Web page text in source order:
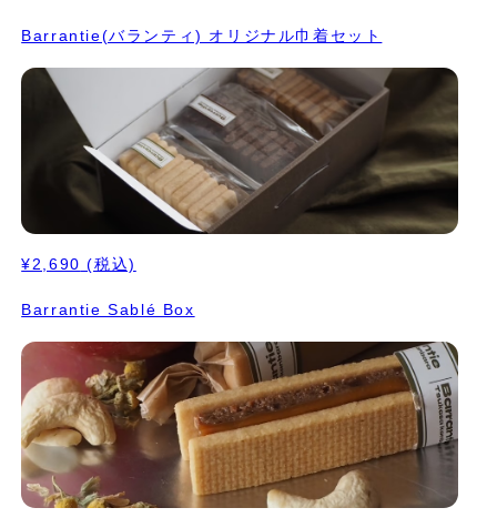
Barrantie(バランティ) オリジナル巾着セット
¥2,690 (税込)
Barrantie Sablé Box